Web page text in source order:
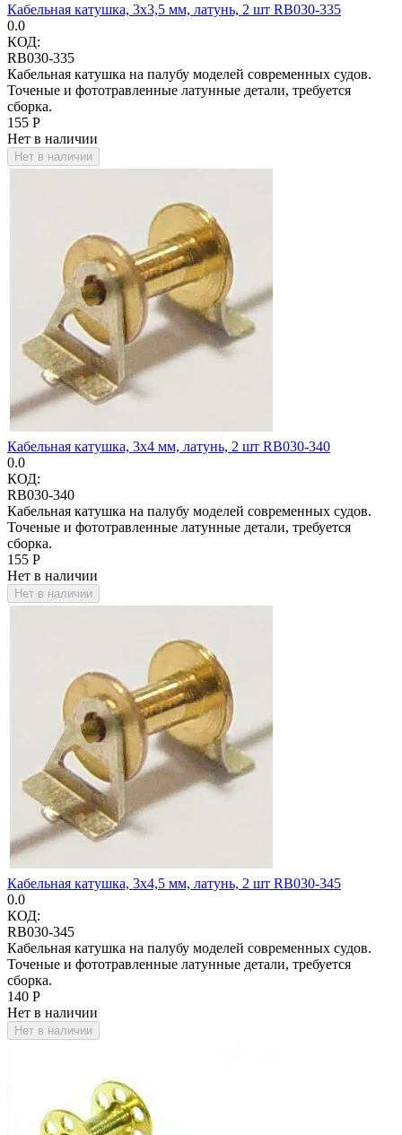
Кабельная катушка, 3х3,5 мм, латунь, 2 шт RB030-335
0.0
КОД:
RB030-335
Кабельная катушка на палубу моделей современных судов.
Точеные и фототравленные латунные детали, требуется
сборка.
‍155‍ Р
Нет в наличии
Нет в наличии
Кабельная катушка, 3х4 мм, латунь, 2 шт RB030-340
0.0
КОД:
RB030-340
Кабельная катушка на палубу моделей современных судов.
Точеные и фототравленные латунные детали, требуется
сборка.
‍155‍ Р
Нет в наличии
Нет в наличии
Кабельная катушка, 3х4,5 мм, латунь, 2 шт RB030-345
0.0
КОД:
RB030-345
Кабельная катушка на палубу моделей современных судов.
Точеные и фототравленные латунные детали, требуется
сборка.
‍140‍ Р
Нет в наличии
Нет в наличии